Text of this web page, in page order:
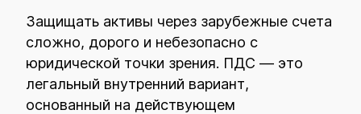
Защищать активы через зарубежные счета
сложно, дорого и небезопасно с
юридической точки зрения. ПДС — это
легальный внутренний вариант,
основанный на действующем